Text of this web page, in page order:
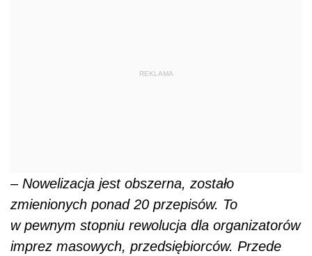
REKLAMA
– Nowelizacja jest obszerna, zostało
zmienionych ponad 20 przepisów. To
w pewnym stopniu rewolucja dla organizatorów
imprez masowych, przedsiębiorców. Przede